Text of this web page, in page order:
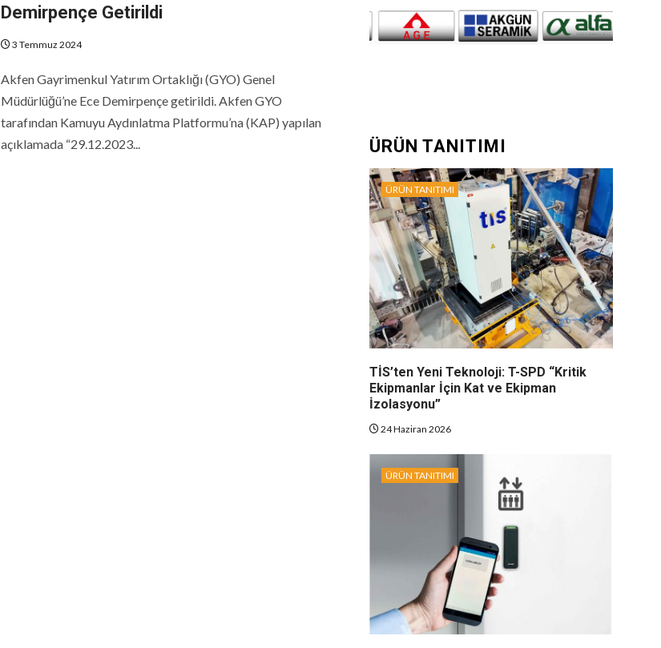
Demirpençe Getirildi
3 Temmuz 2024
Akfen Gayrimenkul Yatırım Ortaklığı (GYO) Genel
Müdürlüğü’ne Ece Demirpençe getirildi. Akfen GYO
tarafından Kamuyu Aydınlatma Platformu’na (KAP) yapılan
açıklamada “29.12.2023...
ÜRÜN TANITIMI
ÜRÜN TANITIMI
TİS’ten Yeni Teknoloji: T-SPD “Kritik
Ekipmanlar İçin Kat ve Ekipman
İzolasyonu”
24 Haziran 2026
ÜRÜN TANITIMI